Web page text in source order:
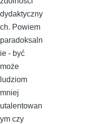
dydaktyczny
ch. Powiem
paradoksaln
ie - być
może
ludziom
mniej
utalentowan
ym czy